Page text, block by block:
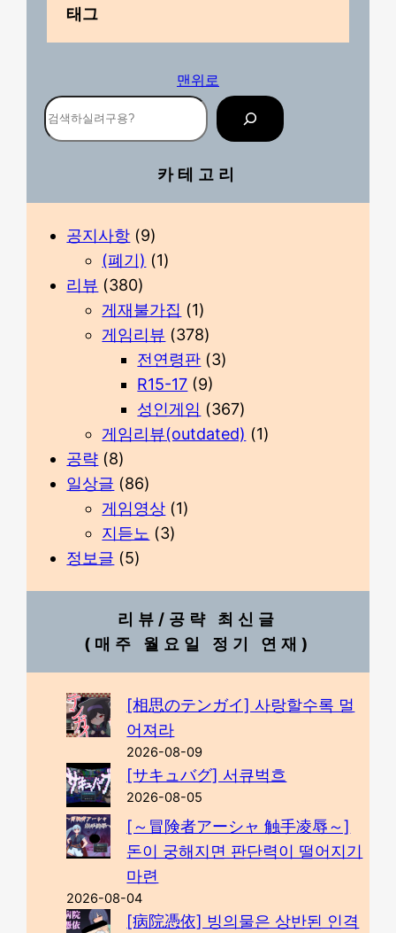
태그
맨위로
카테고리
공지사항 (9)
(폐기) (1)
리뷰 (380)
게재불가집 (1)
게임리뷰 (378)
전연령판 (3)
R15-17 (9)
성인게임 (367)
게임리뷰(outdated) (1)
공략 (8)
일상글 (86)
게임영상 (1)
지듣노 (3)
정보글 (5)
리뷰/공략 최신글
(매주 월요일 정기 연재)
[相思のテンガイ] 사랑할수록 멀
어져라
2026-08-09
[サキュバグ] 서큐벅흐
2026-08-05
[～冒険者アーシャ 触手凌辱～]
돈이 궁해지면 판단력이 떨어지기
마련
2026-08-04
[病院憑依] 빙의물은 상반된 인격